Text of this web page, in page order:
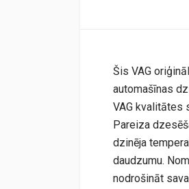
Šis VAG
automašīnas
VAG kvalitātes
Pareiza
dzinēja
daudzumu.
nodrošināt